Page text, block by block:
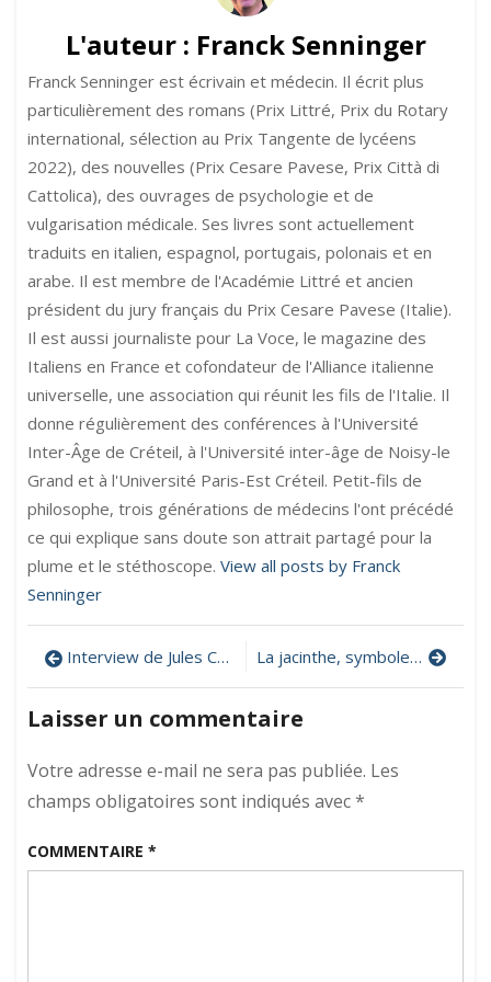
L'auteur : Franck Senninger
Franck Senninger est écrivain et médecin. Il écrit plus
particulièrement des romans (Prix Littré, Prix du Rotary
international, sélection au Prix Tangente de lycéens
2022), des nouvelles (Prix Cesare Pavese, Prix Città di
Cattolica), des ouvrages de psychologie et de
vulgarisation médicale. Ses livres sont actuellement
traduits en italien, espagnol, portugais, polonais et en
arabe. Il est membre de l'Académie Littré et ancien
président du jury français du Prix Cesare Pavese (Italie).
Il est aussi journaliste pour La Voce, le magazine des
Italiens en France et cofondateur de l'Alliance italienne
universelle, une association qui réunit les fils de l'Italie. Il
donne régulièrement des conférences à l'Université
Inter-Âge de Créteil, à l'Université inter-âge de Noisy-le
Grand et à l'Université Paris-Est Créteil. Petit-fils de
philosophe, trois générations de médecins l'ont précédé
ce qui explique sans doute son attrait partagé pour la
plume et le stéthoscope. View all posts by Franck
Senninger
Navigation
de
l’article
Interview de Jules César La jacinthe, symbole de mort et de renouveau
Laisser un commentaire
Votre adresse e-mail ne sera pas publiée. Les
champs obligatoires sont indiqués avec*
COMMENTAIRE *